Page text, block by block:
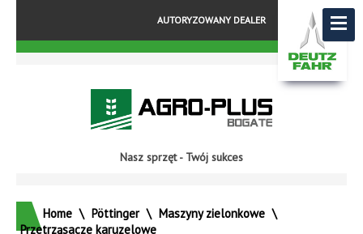
AUTORYZOWANY DEALER
Nasz sprzęt - Twój sukces
Home \ Pöttinger \ Maszyny zielonkowe \
Przetrząsacze karuzelowe